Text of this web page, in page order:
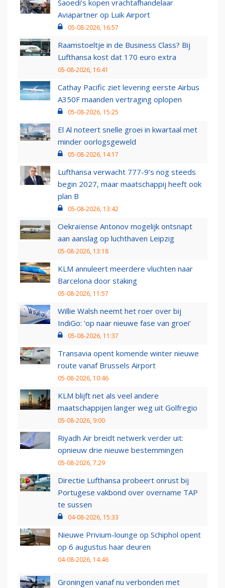
Saoedi’s kopen vrachtafhandelaar
Aviapartner op Luik Airport
05-08-2026, 16:57
Raamstoeltje in de Business Class? Bij
Lufthansa kost dat 170 euro extra
05-08-2026, 16:41
Cathay Pacific ziet levering eerste Airbus
A350F maanden vertraging oplopen
05-08-2026, 15:25
El Al noteert snelle groei in kwartaal met
minder oorlogsgeweld
05-08-2026, 14:17
Lufthansa verwacht 777-9’s nog steeds
begin 2027, maar maatschappij heeft ook
plan B
05-08-2026, 13:42
Oekraïense Antonov mogelijk ontsnapt
aan aanslag op luchthaven Leipzig
05-08-2026, 13:18
KLM annuleert meerdere vluchten naar
Barcelona door staking
05-08-2026, 11:57
Willie Walsh neemt het roer over bij
IndiGo: 'op naar nieuwe fase van groei'
05-08-2026, 11:37
Transavia opent komende winter nieuwe
route vanaf Brussels Airport
05-08-2026, 10:46
KLM blijft net als veel andere
maatschappijen langer weg uit Golfregio
05-08-2026, 9:00
Riyadh Air breidt netwerk verder uit:
opnieuw drie nieuwe bestemmingen
05-08-2026, 7:29
Directie Lufthansa probeert onrust bij
Portugese vakbond over overname TAP
te sussen
04-08-2026, 15:33
Nieuwe Privium-lounge op Schiphol opent
op 6 augustus haar deuren
04-08-2026, 14:46
Groningen vanaf nu verbonden met